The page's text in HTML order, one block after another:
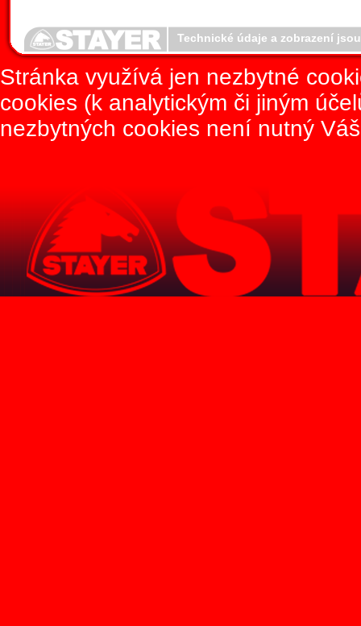
Technické údaje a zobrazení
Stránka využívá jen nezbytné
cookies (k analytickým či jiným
nezbytných cookies není nutný